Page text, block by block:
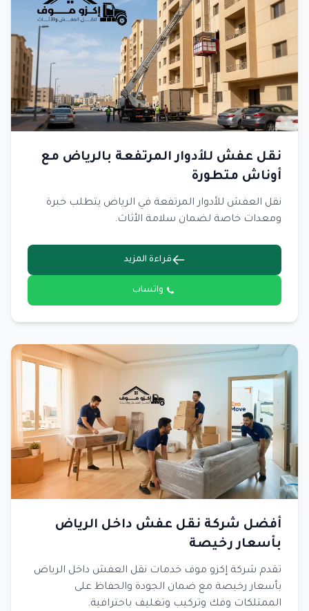
نقل عفش للأدوار المرتفعة بالرياض مع
أوناش متطورة
نقل العفش للأدوار المرتفعة في الرياض يتطلب خبرة
ومعدات خاصة لضمان سلامة الأثاث.
قراءة المزيد
واتساب
أفضل شركة نقل عفش داخل الرياض
بأسعار رخيصة
تقدم شركة إكزو موف خدمات نقل العفش داخل الرياض
بأسعار رخيصة مع ضمان الجودة والحفاظ على
الممتلكات وفك وتركيب وتغليف باحترافية.